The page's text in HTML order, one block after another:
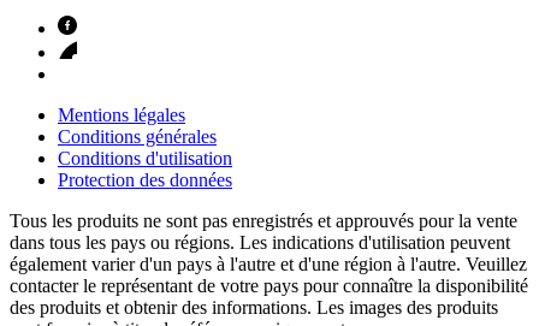
Mentions légales
Conditions générales
Conditions d'utilisation
Protection des données
Tous les produits ne sont pas enregistrés et approuvés pour la vente
dans tous les pays ou régions. Les indications d'utilisation peuvent
également varier d'un pays à l'autre et d'une région à l'autre. Veuillez
contacter le représentant de votre pays pour connaître la disponibilité
des produits et obtenir des informations. Les images des produits